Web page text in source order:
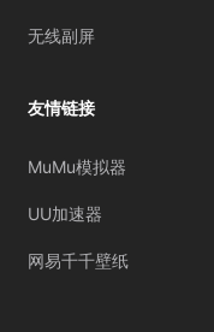
无线副屏
友情链接
MuMu模拟器
UU加速器
网易千千壁纸